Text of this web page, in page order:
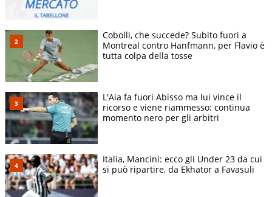
Cobolli, che succede? Subito fuori a
Montreal contro Hanfmann, per Flavio è
tutta colpa della tosse
L'Aia fa fuori Abisso ma lui vince il
ricorso e viene riammesso: continua
momento nero per gli arbitri
Italia, Mancini: ecco gli Under 23 da cui
si può ripartire, da Ekhator a Favasuli